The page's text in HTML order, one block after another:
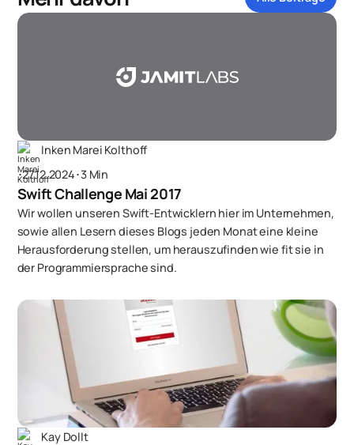
Inken Marei Kolthoff
･27.12.2024･3 Min
Swift Challenge Mai 2017
Wir wollen unseren Swift-Entwicklern hier im Unternehmen,
sowie allen Lesern dieses Blogs jeden Monat eine kleine
Herausforderung stellen, um herauszufinden wie fit sie in
der Programmiersprache sind.
Kay Dollt